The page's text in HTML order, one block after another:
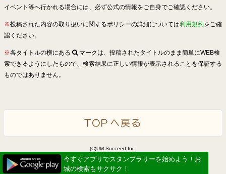
イベント等へ行かれる場合には、必ず公式の情報をご自身でご確認ください。
※投稿された内容の取り扱いに関するポリシーの詳細については利用規約をご確
認ください。
※各タイトルの横にある
マークは、投稿されたタイトルのまま簡単にWEB検
索できるようにしたもので、検索結果に正しい情報が表示されることを保証する
ものではありません。
(C)UM.Succeed,Inc.
Powered by idea canvas
今すぐアプリでスタンプラリーを始めよう！お
城の検索もサクサク！